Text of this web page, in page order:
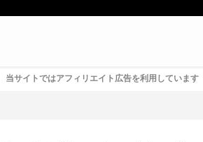
当サイトではアフィリエイト広告を利用しています